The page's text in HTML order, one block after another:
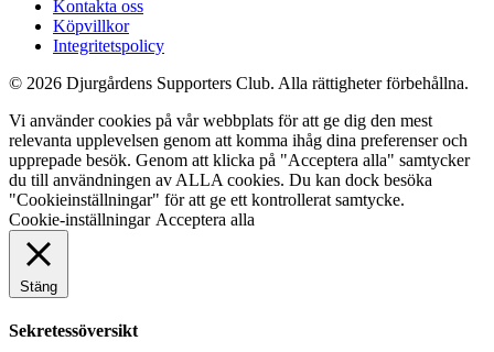
Kontakta oss
Köpvillkor
Integritetspolicy
© 2026 Djurgårdens Supporters Club. Alla rättigheter förbehållna.
Vi använder cookies på vår webbplats för att ge dig den mest
relevanta upplevelsen genom att komma ihåg dina preferenser och
upprepade besök. Genom att klicka på "Acceptera alla" samtycker
du till användningen av ALLA cookies. Du kan dock besöka
"Cookieinställningar" för att ge ett kontrollerat samtycke.
Cookie-inställningar Acceptera alla
Stäng
Sekretessöversikt